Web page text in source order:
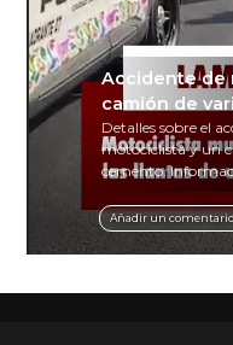
Añadir un comentario
Accidente de
camión de
Detalles sobre el
motociclista y un
cemento.
vial y